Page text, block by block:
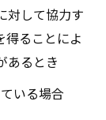
対して協力す
得ることによ
あるとき
いる場合